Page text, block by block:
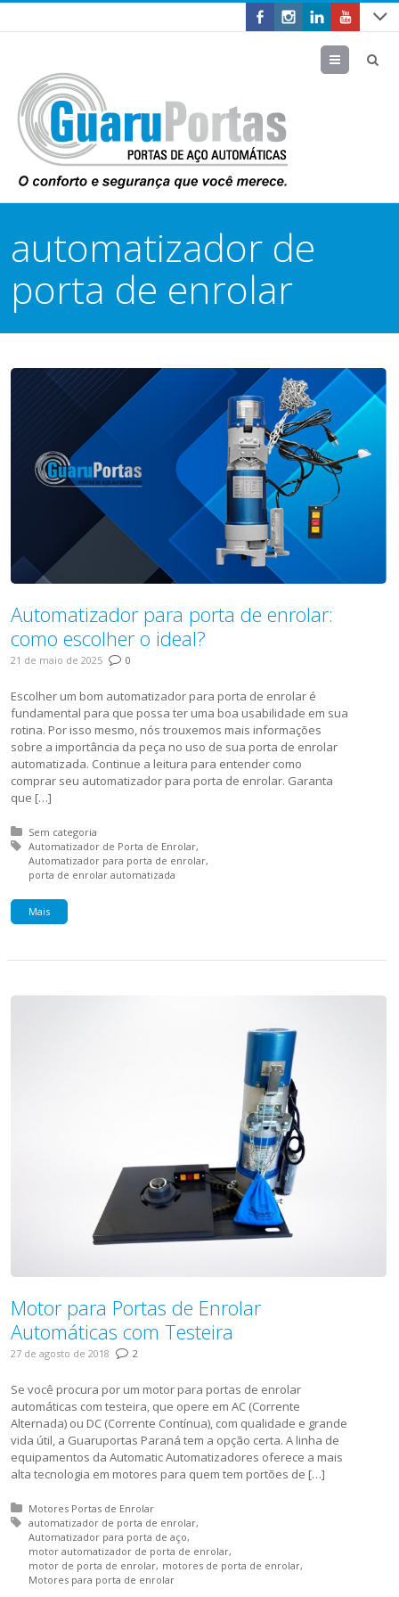
Menu
automatizador de
porta de enrolar
Automatizador para porta de enrolar:
como escolher o ideal?
21 de maio de 2025 0
Escolher um bom automatizador para porta de enrolar é
fundamental para que possa ter uma boa usabilidade em sua
rotina. Por isso mesmo, nós trouxemos mais informações
sobre a importância da peça no uso de sua porta de enrolar
automatizada. Continue a leitura para entender como
comprar seu automatizador para porta de enrolar. Garanta
que […]
Posted in:
Sem categoria
Tagged with:
Automatizador de Porta de Enrolar
Automatizador para porta de enrolar
porta de enrolar automatizada
Mais
Motor para Portas de Enrolar
Automáticas com Testeira
27 de agosto de 2018 2
Se você procura por um motor para portas de enrolar
automáticas com testeira, que opere em AC (Corrente
Alternada) ou DC (Corrente Contínua), com qualidade e grande
vida útil, a Guaruportas Paraná tem a opção certa. A linha de
equipamentos da Automatic Automatizadores oferece a mais
alta tecnologia em motores para quem tem portões de […]
Posted in:
Motores Portas de Enrolar
Tagged with:
automatizador de porta de enrolar
Automatizador para porta de aço
motor automatizador de porta de enrolar
motor de porta de enrolar motores de porta de enrolar
Motores para porta de enrolar